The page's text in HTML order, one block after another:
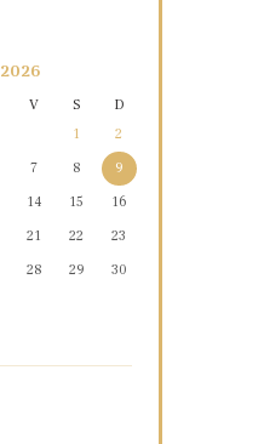
2026
V S
D
1
2
7 8
9
14 15
16
21 22
23
28 29
30